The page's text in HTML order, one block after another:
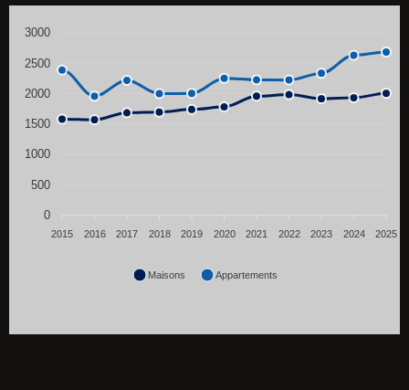
3000
2500
2000
1500
1000
500
0
2015 2016 2017 2018 2019 2020 2021 2022 2023 2024 2025
Maisons Appartements